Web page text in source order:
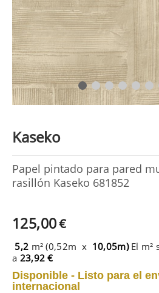
Kaseko
Papel pintado para pared
rasillón Kaseko 681852
125,00€
5,2 m² (0,52m x 10,05m) El m²
a 23,92 €
Disponible - Listo para el
internacional